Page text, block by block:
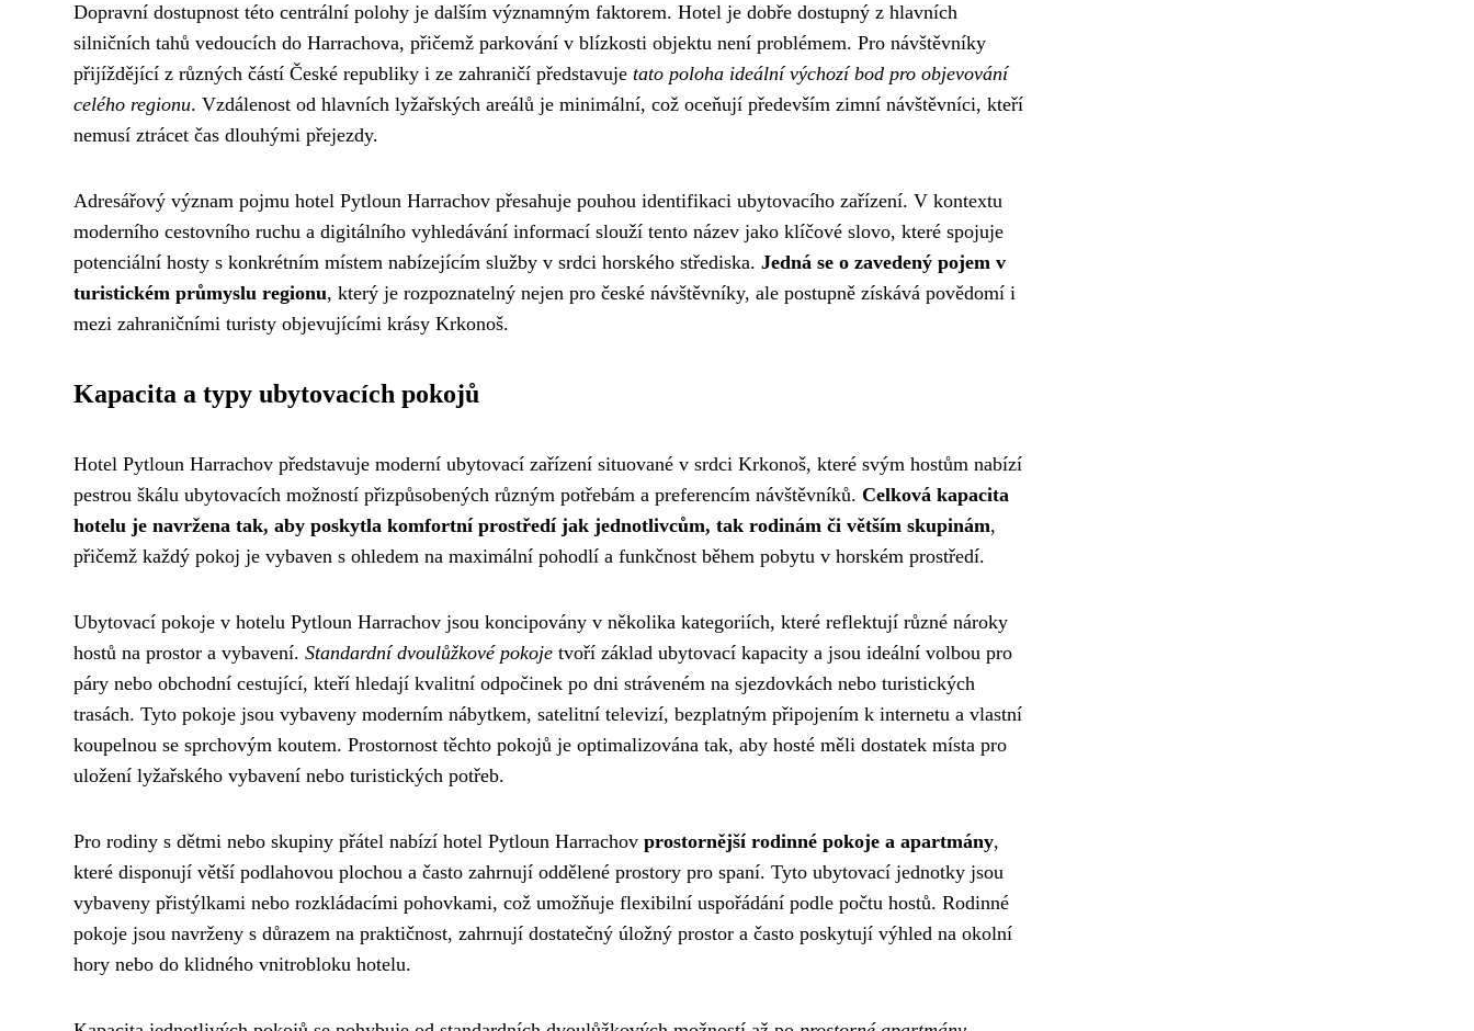
Dopravní dostupnost této centrální polohy je dalším významným faktorem. Hotel je dobře dostupný z hlavních
silničních tahů vedoucích do Harrachova, přičemž parkování v blízkosti objektu není problémem. Pro návštěvníky
přijíždějící z různých částí České republiky i ze zahraničí představuje tato poloha ideální výchozí bod pro objevování
celého regionu. Vzdálenost od hlavních lyžařských areálů je minimální, což oceňují především zimní návštěvníci, kteří
nemusí ztrácet čas dlouhými přejezdy.
Adresářový význam pojmu hotel Pytloun Harrachov přesahuje pouhou identifikaci ubytovacího zařízení. V kontextu
moderního cestovního ruchu a digitálního vyhledávání informací slouží tento název jako klíčové slovo, které spojuje
potenciální hosty s konkrétním místem nabízejícím služby v srdci horského střediska. Jedná se o zavedený pojem v
turistickém průmyslu regionu, který je rozpoznatelný nejen pro české návštěvníky, ale postupně získává povědomí i
mezi zahraničními turisty objevujícími krásy Krkonoš.
Kapacita a typy ubytovacích pokojů
Hotel Pytloun Harrachov představuje moderní ubytovací zařízení situované v srdci Krkonoš, které svým hostům nabízí
pestrou škálu ubytovacích možností přizpůsobených různým potřebám a preferencím návštěvníků. Celková kapacita
hotelu je navržena tak, aby poskytla komfortní prostředí jak jednotlivcům, tak rodinám či větším skupinám,
přičemž každý pokoj je vybaven s ohledem na maximální pohodlí a funkčnost během pobytu v horském prostředí.
Ubytovací pokoje v hotelu Pytloun Harrachov jsou koncipovány v několika kategoriích, které reflektují různé nároky
hostů na prostor a vybavení. Standardní dvoulůžkové pokoje tvoří základ ubytovací kapacity a jsou ideální volbou pro
páry nebo obchodní cestující, kteří hledají kvalitní odpočinek po dni stráveném na sjezdovkách nebo turistických
trasách. Tyto pokoje jsou vybaveny moderním nábytkem, satelitní televizí, bezplatným připojením k internetu a vlastní
koupelnou se sprchovým koutem. Prostornost těchto pokojů je optimalizována tak, aby hosté měli dostatek místa pro
uložení lyžařského vybavení nebo turistických potřeb.
Pro rodiny s dětmi nebo skupiny přátel nabízí hotel Pytloun Harrachov prostornější rodinné pokoje a apartmány,
které disponují větší podlahovou plochou a často zahrnují oddělené prostory pro spaní. Tyto ubytovací jednotky jsou
vybaveny přistýlkami nebo rozkládacími pohovkami, což umožňuje flexibilní uspořádání podle počtu hostů. Rodinné
pokoje jsou navrženy s důrazem na praktičnost, zahrnují dostatečný úložný prostor a často poskytují výhled na okolní
hory nebo do klidného vnitrobloku hotelu.